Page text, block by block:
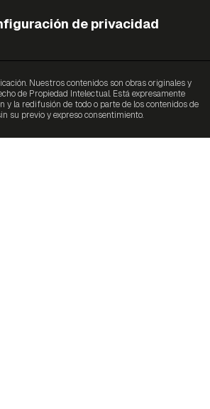
de privacidad
Nuestros contenidos son obras originales y
de Propiedad Intelectual. Está expresamente
y la redifusión de todo o parte de los contenidos de
su previo y expreso consentimiento.